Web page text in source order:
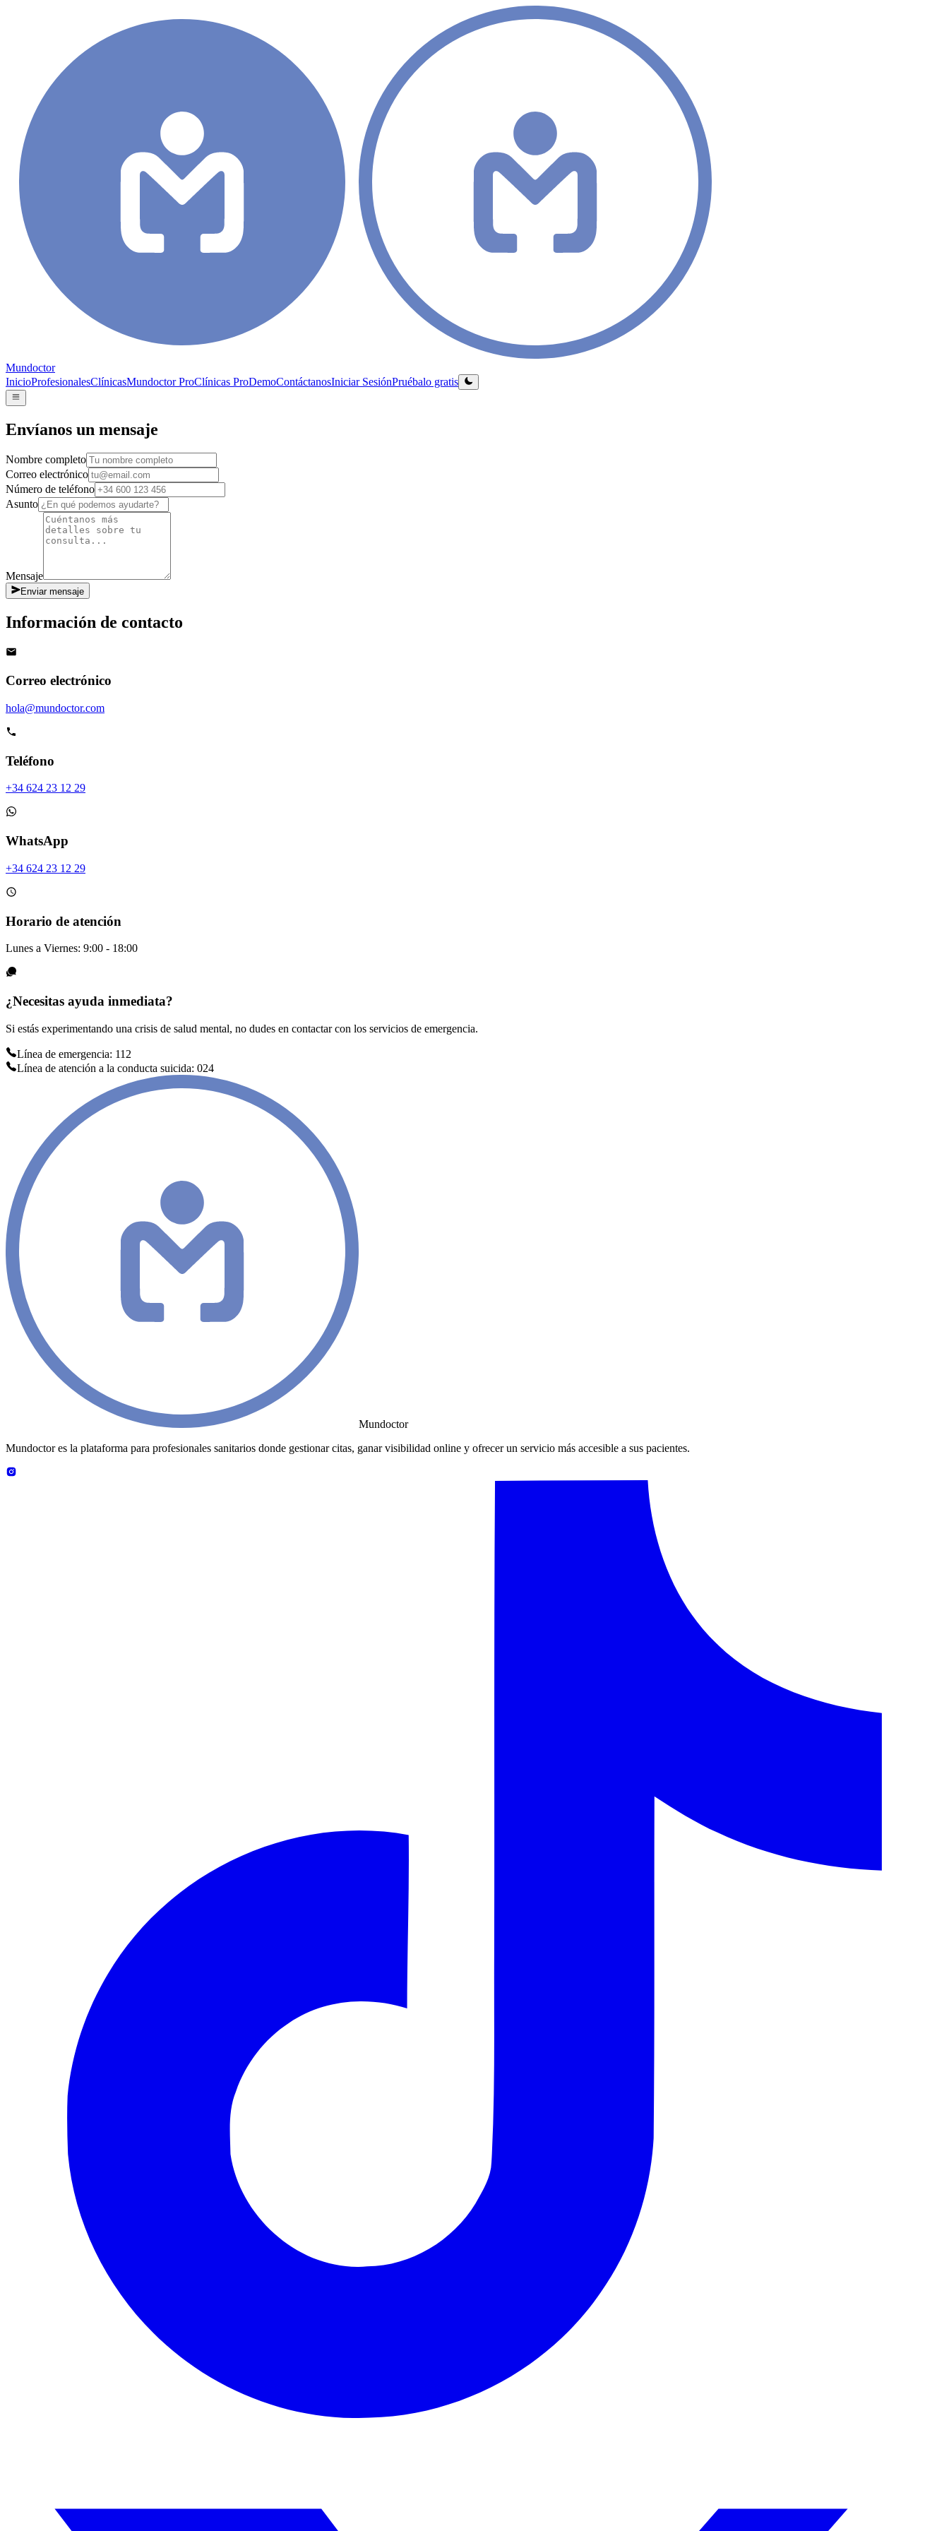
Mundoctor
InicioProfesionalesClínicasMundoctor ProClínicas ProDemoContáctanosIniciar SesiónPruébalo gratis
Envíanos un mensaje
Nombre completo
Correo electrónico
Número de teléfono
Asunto
Mensaje
Enviar mensaje
Información de contacto
Correo electrónico
hola@mundoctor.com
Teléfono
+34 624 23 12 29
WhatsApp
+34 624 23 12 29
Horario de atención
Lunes a Viernes: 9:00 - 18:00
¿Necesitas ayuda inmediata?
Si estás experimentando una crisis de salud mental, no dudes en contactar con los servicios de emergencia.
Línea de emergencia: 112
Línea de atención a la conducta suicida: 024
Mundoctor
Mundoctor es la plataforma para profesionales sanitarios donde gestionar citas, ganar visibilidad online y ofrecer un servicio más accesible a sus pacientes.